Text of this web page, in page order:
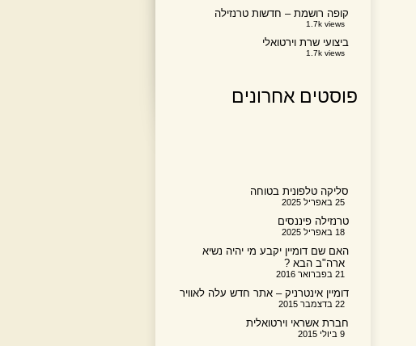
קופה רושמת – חדשות טרנזילה
1.7k views
ביצועי שרת וירטואלי
1.7k views
פוסטים אחרונים
סליקה טלפונית בטוחה
25 באפריל 2025
טרנזילה פיננסים
18 באפריל 2025
האם שם דומיין יקבע מי יהיה נשיא
ארה"ב הבא ?
21 בפברואר 2016
דומיין אינטרניק – אתר חדש עלה לאוויר
22 בדצמבר 2015
חברת אשראי וירטואלית
9 ביולי 2015